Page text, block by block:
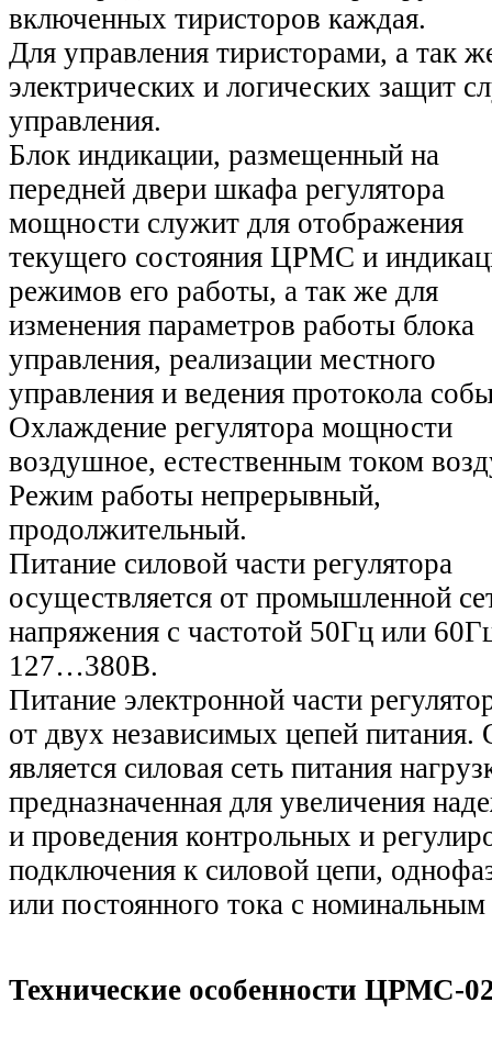
включенных тиристоров каждая.
Для управления тиристорами, а так
электрических и логических защит
управления.
Блок индикации, размещенный на
передней двери шкафа регулятора
мощности служит для отображения
текущего состояния ЦРМС и
режимов его работы, а так же для
изменения параметров работы блока
управления, реализации местного
управления и ведения протокола
Охлаждение регулятора мощности
воздушное, естественным током
Режим работы непрерывный,
продолжительный.
Питание силовой части регулятора
осуществляется от промышленной
напряжения с частотой 50Гц или
127…380В.
Питание электронной части
от двух независимых цепей питания.
является силовая сеть питания
предназначенная для увеличения
и проведения контрольных и
подключения к силовой цепи,
или постоянного тока с
Технические особенности ЦРМС-